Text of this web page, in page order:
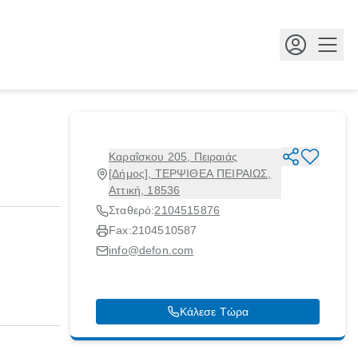
Καραΐσκου 205, Πειραιάς
[Δήμος], ΤΕΡΨΙΘΕΑ ΠΕΙΡΑΙΩΣ,
Αττική, 18536
Σταθερό:2104515876
Fax:2104510587
info@defon.com
Κάλεσε Τώρα